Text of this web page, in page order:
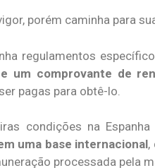
porém caminha para
regulamentos
um comprovante de
pagas para obtê-lo.
condições na
uma base internacional,
processada pela